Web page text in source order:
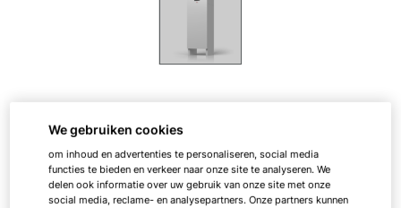
Warmtepompboiler
We gebruiken cookies
om inhoud en advertenties te personaliseren, social media
functies te bieden en verkeer naar onze site te analyseren. We
delen ook informatie over uw gebruik van onze site met onze
social media, reclame- en analysepartners. Onze partners kunnen